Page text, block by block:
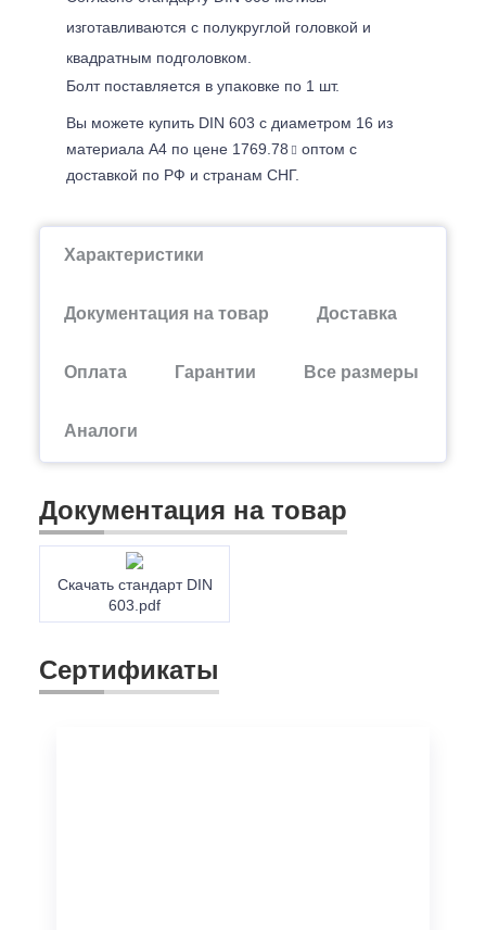
изготавливаются с полукруглой головкой и
квадратным подголовком.
Болт поставляется в упаковке по 1 шт.
Вы можете купить DIN 603 с диаметром 16 из
материала А4 по цене 1769.78
оптом с
доставкой по РФ и странам СНГ.
Характеристики
Документация на товар Доставка
Оплата Гарантии Все размеры
Аналоги
Документация на товар
Скачать стандарт DIN
603.pdf
Сертификаты